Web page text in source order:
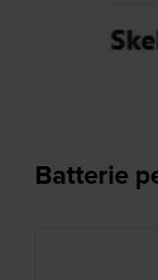
Batterie